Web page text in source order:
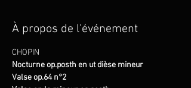
À propos de l'événement
CHOPIN
Nocturne op.posth en ut dièse mineur
Valse op.64 n°2